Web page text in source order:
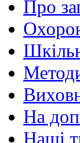
Про
На
Наші